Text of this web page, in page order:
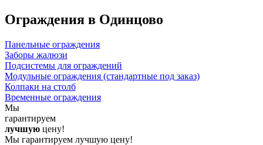
Ограждения в Одинцово
Панельные ограждения
Заборы жалюзи
Подсистемы для ограждений
Модульные ограждения (стандартные под заказ)
Колпаки на столб
Временные ограждения
Мы
гарантируем
лучшую цену!
Мы гарантируем лучшую цену!